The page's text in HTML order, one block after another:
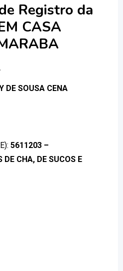
Registro da
CASA
DE SOUSA CENA
5611203 –
CHA, DE SUCOS E